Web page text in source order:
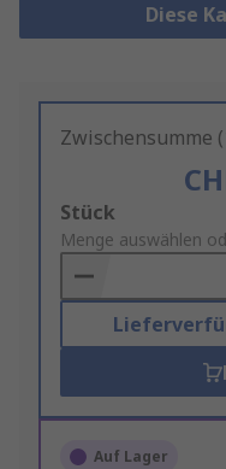
Diese
Zwischensumme
Add
to
Basket
Stück
Menge auswählen
Auf Lager